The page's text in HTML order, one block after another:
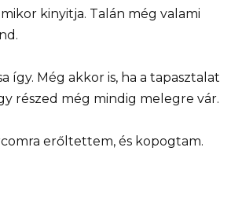
kinyitja. Talán még valami
így. Még akkor is, ha a tapasztalat
részed még mindig melegre vár.
erőltettem, és kopogtam.